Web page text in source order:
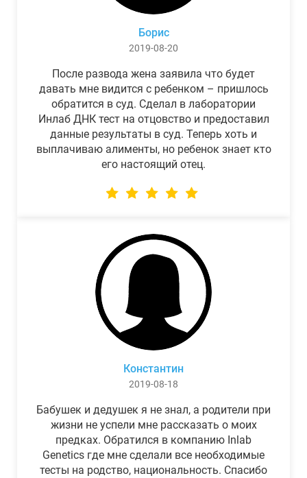
Борис
2019-08-20
После развода жена заявила что будет
давать мне видится с ребенком – пришлось
обратится в суд. Сделал в лаборатории
Инлаб ДНК тест на отцовство и предоставил
данные результаты в суд. Теперь хоть и
выплачиваю алименты, но ребенок знает кто
его настоящий отец.
Константин
2019-08-18
Бабушек и дедушек я не знал, а родители при
жизни не успели мне рассказать о моих
предках. Обратился в компанию Inlab
Genetics где мне сделали все необходимые
тесты на родство, национальность. Спасибо